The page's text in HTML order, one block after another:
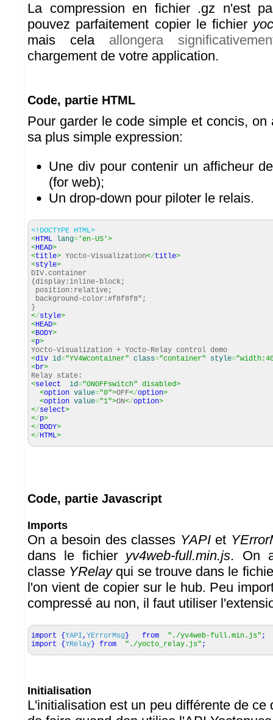
La compression en fichier .gz n'est
pouvez parfaitement copier le fichier
mais cela allongera
chargement de votre application.
Code, partie HTML
Pour garder le code simple et concis, on
sa plus simple expression:
Une div pour contenir un afficheur
(for web);
Un drop-down pour piloter le relais.
<!DOCTYPE HTML>
<HTML lang= 'en-US'>
<HEAD>
<title> Yocto-Visualization</title>
<style>
DIV.container
{display:inline-block;
position:relative;
background-color:#f8f8f8";
}
</style>
<HEAD>
<BODY>
<p>
Yocto-Visualization + Yocto-Relay control demo
<div id="YV4Wcontainer" class="container" style=
<br>
Relay state:
<select id="ONOFFswitch" disabled>
<option value="0">OFF</option>
<option value="1">ON</option>
</select>
</p>
</BODY>
</HTML>
Code, partie Javascript
Imports
On a besoin des classes YAPIet
dans le fichier yv4web-full.min.js. On
classe YRelayqui se trouve dans le
l'on vient de copier sur le hub. Peu
compressé au non, il faut utiliser
import { YAPI, YErrorMsg } from "./yv4web-full.min.js" ;
import
{ YRelay } from "./yocto_relay.js" ;
Initialisation
L'initialisation est un peu différente de ce